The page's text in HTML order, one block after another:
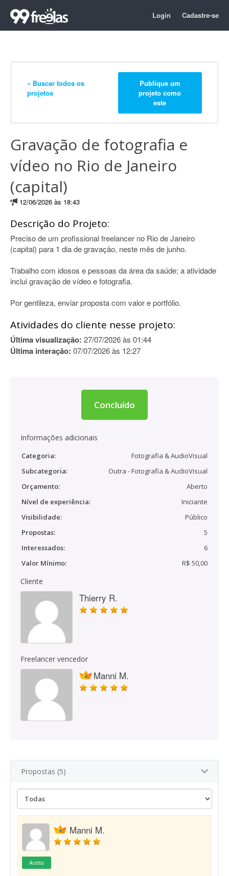
Login Cadastre-se
« Buscar todos os
projetos
Publique um
projeto como
este
Gravação de fotografia e
vídeo no Rio de Janeiro
(capital)
12/06/2026 às 18:43
Descrição do Projeto:
Preciso de um profissional freelancer no Rio de Janeiro
(capital) para 1 dia de gravação, neste mês de junho.
Trabalho com idosos e pessoas da área da saúde; a atividade
inclui gravação de vídeo e fotografia.
Por gentileza, enviar proposta com valor e portfólio.
Atividades do cliente nesse projeto:
Última visualização: 27/07/2026 às 01:44
Última interação: 07/07/2026 às 12:27
Concluído
Informações adicionais
Categoria:
Fotografia & AudioVisual
Subcategoria:
Outra - Fotografia & AudioVisual
Orçamento:
Aberto
Nível de experiência:
Iniciante
Visibilidade:
Público
Propostas:
5
Interessados:
6
Valor Mínimo:
R$ 50,00
Cliente
Thierry R.
Freelancer vencedor
Manni M.
Propostas (5)
Manni M.
Aceita